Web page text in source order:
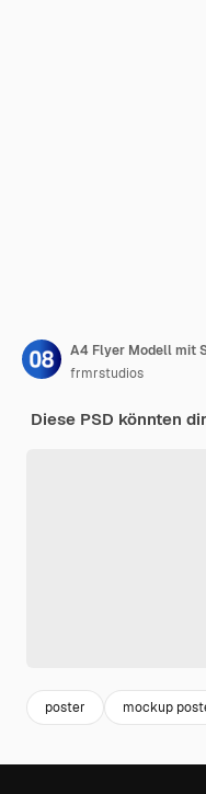
A4 Flyer Modell mit
frmrstudios
Diese PSD könnten
poster mockup